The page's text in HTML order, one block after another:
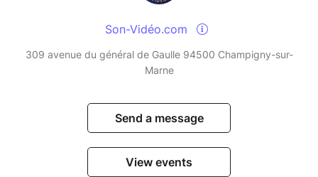
Son-Vidéo.com
309 avenue du général de Gaulle 94500 Champigny-sur-
Marne
Send a message
View events